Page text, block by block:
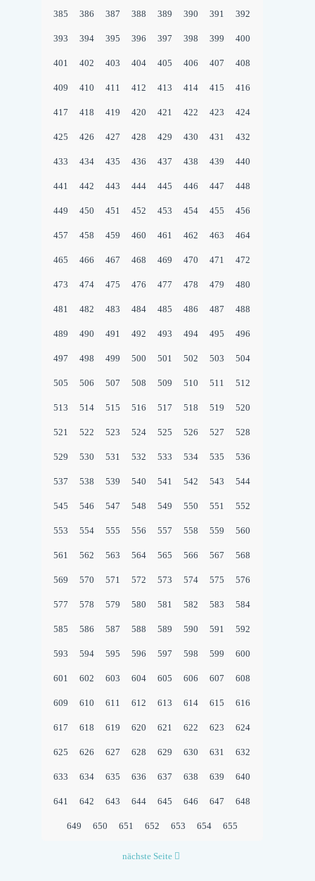
385 386 387 388 389 390 391 392
393 394 395 396 397 398 399 400
401 402 403 404 405 406 407 408
409 410 411 412 413 414 415 416
417 418 419 420 421 422 423 424
425 426 427 428 429 430 431 432
433 434 435 436 437 438 439 440
441 442 443 444 445 446 447 448
449 450 451 452 453 454 455 456
457 458 459 460 461 462 463 464
465 466 467 468 469 470 471 472
473 474 475 476 477 478 479 480
481 482 483 484 485 486 487 488
489 490 491 492 493 494 495 496
497 498 499 500 501 502 503 504
505 506 507 508 509 510 511 512
513 514 515 516 517 518 519 520
521 522 523 524 525 526 527 528
529 530 531 532 533 534 535 536
537 538 539 540 541 542 543 544
545 546 547 548 549 550 551 552
553 554 555 556 557 558 559 560
561 562 563 564 565 566 567 568
569 570 571 572 573 574 575 576
577 578 579 580 581 582 583 584
585 586 587 588 589 590 591 592
593 594 595 596 597 598 599 600
601 602 603 604 605 606 607 608
609 610 611 612 613 614 615 616
617 618 619 620 621 622 623 624
625 626 627 628 629 630 631 632
633 634 635 636 637 638 639 640
641 642 643 644 645 646 647 648
649 650 651 652 653 654 655
nächste Seite